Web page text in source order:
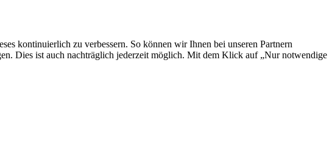
kontinuierlich zu verbessern. So können wir Ihnen bei unseren Partnern
Dies ist auch nachträglich jederzeit möglich. Mit dem Klick auf „Nur notwendige